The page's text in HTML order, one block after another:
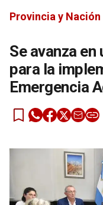
Provincia y Nación
Se avanza
para la
Emergencia